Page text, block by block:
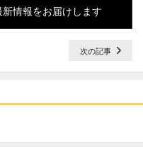
情報をお届けします
次の記事